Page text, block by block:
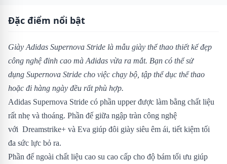
Đặc điểm nổi bật
Giày Adidas Supernova Stride là mẫu giày thể thao thiết kế đẹp
công nghệ đỉnh cao mà Adidas vừa ra mắt. Bạn có thể sử
dụng Supernova Stride cho việc chạy bộ, tập thể dục thể thao
hoặc đi hàng ngày đều rất phù hợp.
Adidas Supernova Stride có phần upper được làm bằng chất liệu
rất nhẹ và thoáng. Phần đế giữa ngập tràn công nghệ
với Dreamstrike+ và Eva giúp đôi giày siêu êm ái, tiết kiệm tối
đa sức lực bỏ ra.
Phần đế ngoài chất liệu cao su cao cấp cho độ bám tối ưu giúp